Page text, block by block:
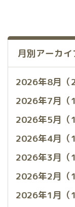
月別アーカイ
2026年8月（2
2026年7月（1
2026年5月（1
2026年4月（1
2026年3月（1
2026年2月（1
2026年1月（1